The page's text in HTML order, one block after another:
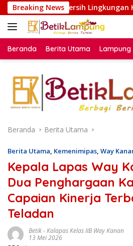
Langsung
ke
konten
Breaking News
Lingkungan Kantor
Beranda Berita Utama Lampung
Beranda Berita Utama
Berita Utama, Kemenimipas, Way
Kepala Lapas Way
Dua Penghargaan
Capaian Kinerja
Teladan
Betik-Kalapas Kelas IIB Way Kanan
13 Mei 2026